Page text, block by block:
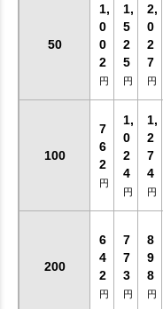
50
1,
0
0
2
円
1,
5
2
5
円
2,
0
2
7
円
100
7
6
2
円
1,
0
2
4
円
1,
2
7
4
円
200
6
4
2
円
7
7
3
円
8
9
8
円